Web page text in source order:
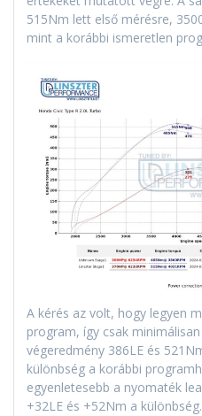
515Nm lett első mérésre,
mint a korábbi ismeretlen
A kérés az volt, hogy legyen
program, így csak
végeredmény 386LE és
különbség a korábbi
egyenletesebb a nyomaték
+32LE és +52Nm a különbség.